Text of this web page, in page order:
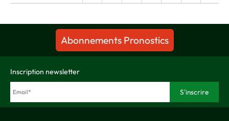
Abonnements Pronostics
Inscription newsletter